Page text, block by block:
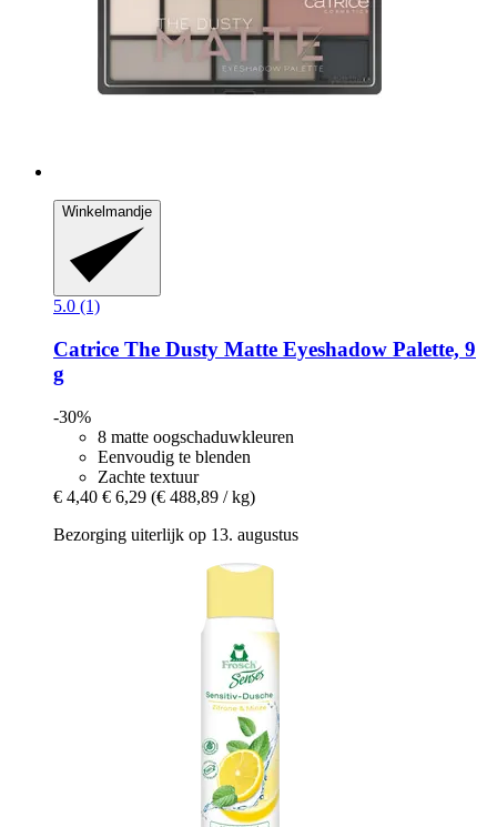
Winkelmandje
5.0 (1)
Catrice The Dusty Matte Eyeshadow Palette, 9
g
-30%
8 matte oogschaduwkleuren
Eenvoudig te blenden
Zachte textuur
€ 4,40 € 6,29 (€ 488,89 / kg)
Bezorging uiterlijk op 13. augustus